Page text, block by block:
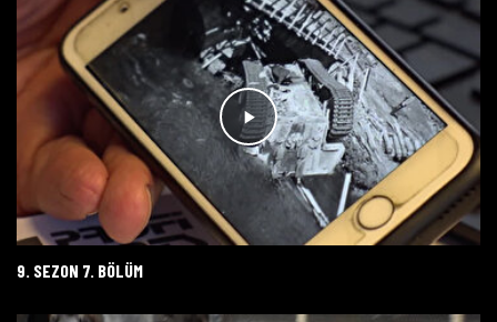
9. SEZON 7. BÖLÜM